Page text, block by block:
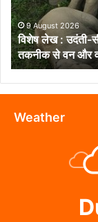
शुरू
हुआ
स्मार्ट
सर्विलांस
सिस्टम
-एआई
तकनीक
से
9 August 2026
विशेष लेख : उदंती-
तकनीक से वन और
Weather